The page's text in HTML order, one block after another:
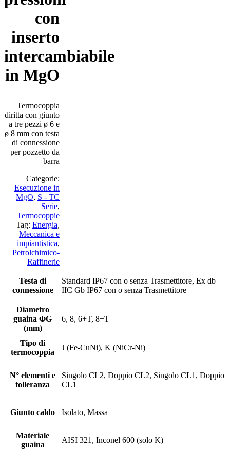
con
inserto
intercambiabile
in MgO
Termocoppia
diritta con giunto
a tre pezzi ø 6 e
ø 8 mm con testa
di connessione
per pozzetto da
barra
Categorie:
Esecuzione in
MgO, S - TC
Serie,
Termocoppie
Tag: Energia,
Meccanica e
impiantistica,
Petrolchimico-
Raffinerie
Testa di
connessione
Standard IP67 con o senza Trasmettitore, Ex db
IIC Gb IP67 con o senza Trasmettitore
Diametro
guaina ΦG
(mm)
6, 8, 6+T, 8+T
Tipo di
termocoppia
J (Fe-CuNi), K (NiCr-Ni)
N° elementi e
tolleranza
Singolo CL2, Doppio CL2, Singolo CL1, Doppio
CL1
Giunto caldo Isolato, Massa
Materiale
guaina
AISI 321, Inconel 600 (solo K)